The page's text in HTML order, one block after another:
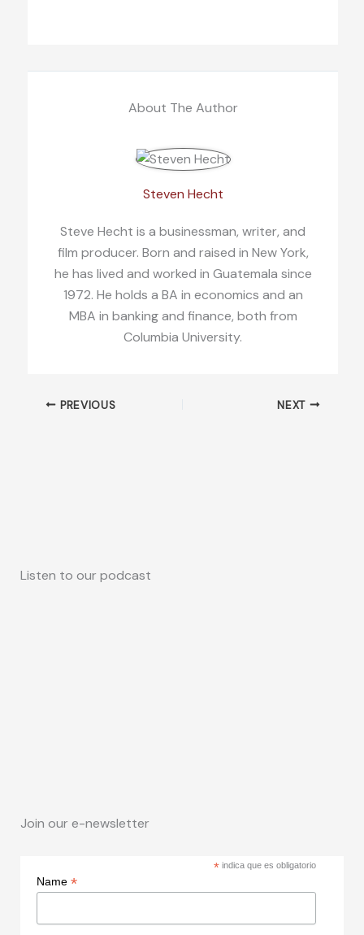
About The Author
Steven Hecht
Steve Hecht is a businessman, writer, and
film producer. Born and raised in New York,
he has lived and worked in Guatemala since
1972. He holds a BA in economics and an
MBA in banking and finance, both from
Columbia University.
PREVIOUS NEXT
Listen to our podcast
Join our e-newsletter
* indica que es obligatorio
Name *